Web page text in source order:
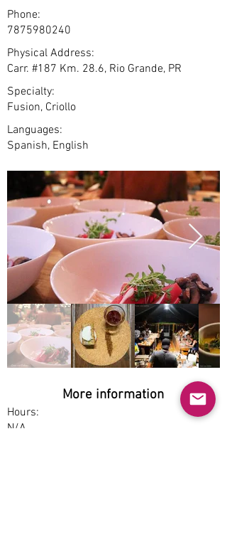
Phone:
7875980240
Physical Address:
Carr. #187 Km. 28.6, Rio Grande, PR
Specialty:
Fusion, Criollo
Languages:
Spanish, English
More information
Hours:
N/A